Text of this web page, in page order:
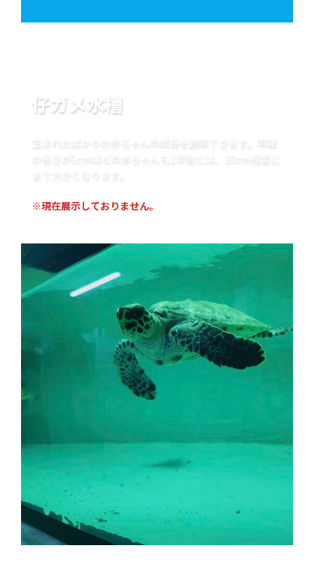
仔ガメ水槽
生まれたばかりの赤ちゃんの成長を観察できます。甲羅
の長さが5cmほどの赤ちゃんも1年後には、20cm程度に
まで大きくなります。
※現在展示しておりません。